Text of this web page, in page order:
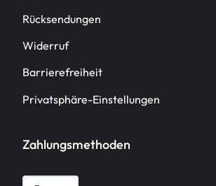
Rücksendungen
Widerruf
Barrierefreiheit
Privatsphäre-Einstellungen
Zahlungsmethoden